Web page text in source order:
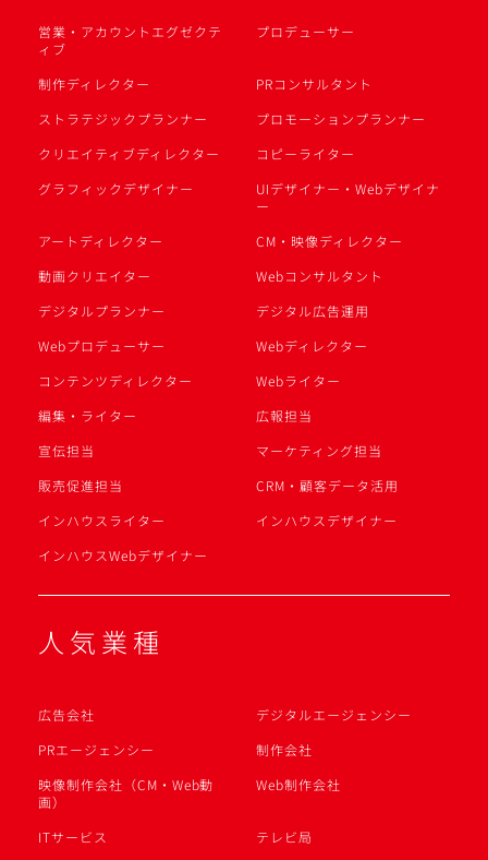
営業・アカウントエグゼクテ
ィブ
プロデューサー
制作ディレクター
PRコンサルタント
ストラテジックプランナー
プロモーションプランナー
クリエイティブディレクター
コピーライター
グラフィックデザイナー
UIデザイナー・Webデザイナ
ー
アートディレクター
CM・映像ディレクター
動画クリエイター
Webコンサルタント
デジタルプランナー
デジタル広告運用
Webプロデューサー
Webディレクター
コンテンツディレクター
Webライター
編集・ライター
広報担当
宣伝担当
マーケティング担当
販売促進担当
CRM・顧客データ活用
インハウスライター
インハウスデザイナー
インハウスWebデザイナー
人気業種
広告会社
デジタルエージェンシー
PRエージェンシー
制作会社
映像制作会社（CM・Web動
画）
Web制作会社
ITサービス
テレビ局